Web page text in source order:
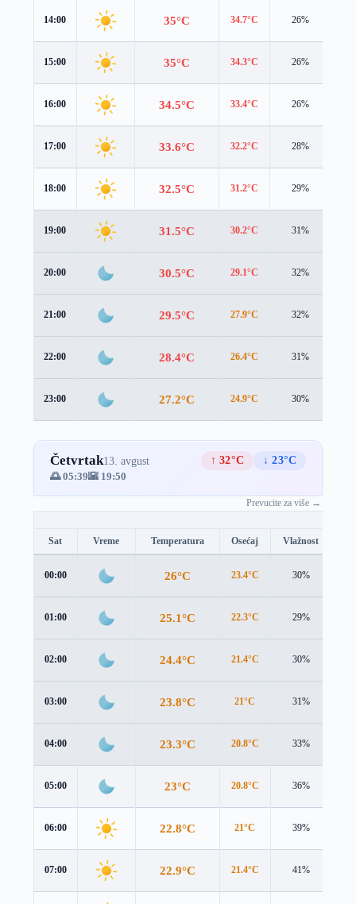
14:00 35°C 34.7°C 26%
15:00 35°C 34.3°C 26%
16:00 34.5°C 33.4°C 26%
17:00 33.6°C 32.2°C 28%
18:00 32.5°C 31.2°C 29%
19:00 31.5°C 30.2°C 31%
20:00 30.5°C 29.1°C 32%
21:00 29.5°C 27.9°C 32%
22:00 28.4°C 26.4°C 31%
23:00 27.2°C 24.9°C 30%
Četvrtak13. avgust ↑ 32°C
↓ 23°C
🌅 05:39🌇 19:50
Prevucite za više →
Sat Vreme Temperatura Osećaj Vlažnost
00:00 26°C 23.4°C 30%
01:00 25.1°C 22.3°C 29%
02:00 24.4°C 21.4°C 30%
03:00 23.8°C 21°C 31%
04:00 23.3°C 20.8°C 33%
05:00 23°C 20.8°C 36%
06:00 22.8°C 21°C 39%
07:00 22.9°C 21.4°C 41%